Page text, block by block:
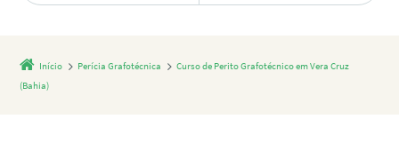
Início Perícia Grafotécnica
Curso de Perito Grafotécnico em Vera Cruz
(Bahia)